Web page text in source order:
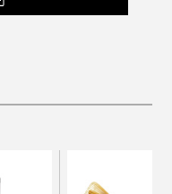
ダー1包をよく混ぜて
入れた牛乳に注げば